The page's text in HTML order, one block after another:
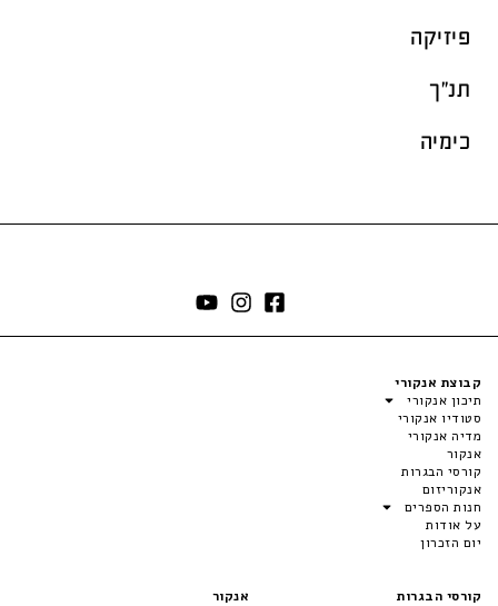
פיזיקה
תנ"ך
כימיה
קבוצת אנקורי
תיכון אנקורי
סטודיו אנקורי
מדיה אנקורי
אנקור
קורסי הבגרות
אנקוריזום
חנות הספרים
על אודות
יום הזכרון
קורסי הבגרות
אנקור